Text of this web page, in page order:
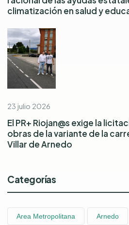
climatización en salud y
23 julio 2026
El PR+ Riojan@s exige la
obras de la variante de la
Villar de Arnedo
Categorías
Area Metropolitana Arnedo